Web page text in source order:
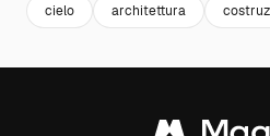
cielo architettura